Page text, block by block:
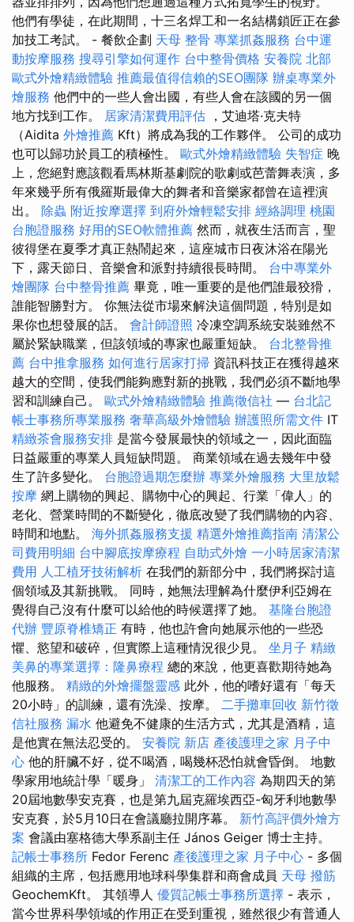
他們有學徒，在此期間，十三名焊工和一名結構鎖匠正在參
加技工考試。 - 餐飲企劃 天母 整骨 專業抓姦服務 台中運
動按摩服務 搜尋引擎如何運作 台中整骨價格 安養院 北部
歐式外燴精緻體驗 推薦最值得信賴的SEO團隊 辦桌專業外
燴服務 他們中的一些人會出國，有些人會在該國的另一個
地方找到工作。 居家清潔費用評估 ，艾迪塔·克夫特
（Aidita 外燴推薦 Kft）將成為我的工作夥伴。 公司的成功
也可以歸功於員工的積極性。 歐式外燴精緻體驗 失智症 晚
上，您絕對應該觀看馬林斯基劇院的歌劇或芭蕾舞表演，多
年來幾乎所有俄羅斯最偉大的舞者和音樂家都曾在這裡演
出。 除蟲 附近按摩選擇 到府外燴輕鬆安排 經絡調理 桃園
台胞證服務 好用的SEO軟體推薦 然而，就夜生活而言，聖
彼得堡在夏季才真正熱鬧起來，這座城市日夜沐浴在陽光
下，露天節日、音樂會和派對持續很長時間。 台中專業外
燴團隊 台中整骨推薦 畢竟，唯一重要的是他們誰最狡猾，
誰能智勝對方。 你無法從市場來解決這個問題，特別是如
果你也想發展的話。 會計師證照 冷凍空調系統安裝雖然不
屬於緊缺職業，但該領域的專家也嚴重短缺。 台北整骨推
薦 台中推拿服務 如何進行居家打掃 資訊科技正在獲得越來
越大的空間，使我們能夠應對新的挑戰，我們必須不斷地學
習和訓練自己。 歐式外燴精緻體驗 推薦徵信社 — 台北記
帳士事務所專業服務 奢華高級外燴體驗 辦護照所需文件 IT
精緻茶會服務安排 是當今發展最快的領域之一，因此面臨
日益嚴重的專業人員短缺問題。 商業領域在過去幾年中發
生了許多變化。 台胞證過期怎麼辦 專業外燴服務 大里放鬆
按摩 網上購物的興起、購物中心的興起、行業「偉人」的
老化、營業時間的不斷變化，徹底改變了我們購物的內容、
時間和地點。 海外抓姦服務支援 精選外燴推薦指南 清潔公
司費用明細 台中腳底按摩療程 自助式外燴 一小時居家清潔
費用 人工植牙技術解析 在我們的新部分中，我們將探討這
個領域及其新挑戰。 同時，她無法理解為什麼伊利亞姆在
覺得自己沒有什麼可以給他的時候選擇了她。 基隆台胞證
代辦 豐原脊椎矯正 有時，他也許會向她展示他的一些恐
懼、慾望和破碎，但實際上這種情況很少見。 坐月子 精緻
美鼻的專業選擇：隆鼻療程 總的來說，他更喜歡期待她為
他服務。 精緻的外燴擺盤靈感 此外，他的嗜好還有「每天
20小時」的訓練，還有洗澡、按摩。 二手攤車回收 新竹徵
信社服務 漏水 他避免不健康的生活方式，尤其是酒精，這
是他實在無法忍受的。 安養院 新店 產後護理之家 月子中
心 他的肝臟不好，從不喝酒，喝幾杯恐怕就會昏倒。 地數
學家用地統計學「暖身」 清潔工的工作內容 為期四天的第
20屆地數學安克賽，也是第九屆克羅埃西亞-匈牙利地數學
安克賽，於5月10日在會議廳拉開序幕。 新竹高評價外燴方
案 會議由塞格德大學系副主任 János Geiger 博士主持。
記帳士事務所 Fedor Ferenc 產後護理之家 月子中心 - 多個
組織的主席，包括應用地球科學集群和商會成員 天母 撥筋
GeochemKft。 其領導人 優質記帳士事務所選擇 - 表示，
當今世界科學領域的作用正在受到重視，雖然很少有普通人